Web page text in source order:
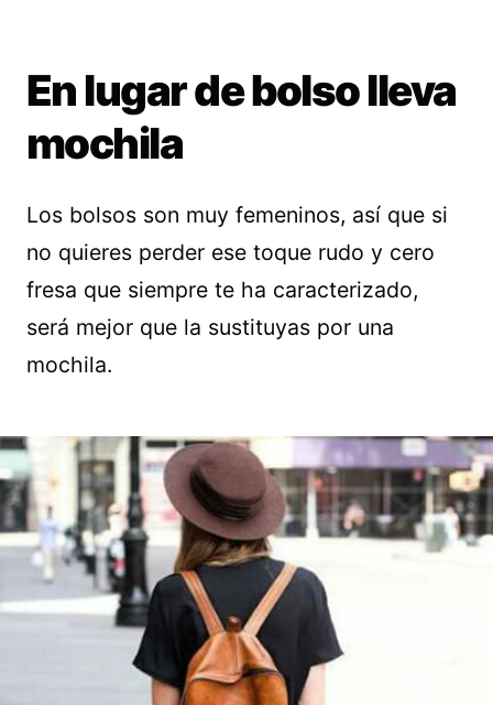
En lugar de bolso lleva
mochila
Los bolsos son muy femeninos, así que si
no quieres perder ese toque rudo y cero
fresa que siempre te ha caracterizado,
será mejor que la sustituyas por una
mochila.